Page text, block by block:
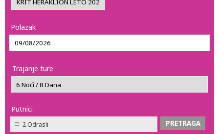
Polazak
Trajanje ture
Putnici
2 Odrasli